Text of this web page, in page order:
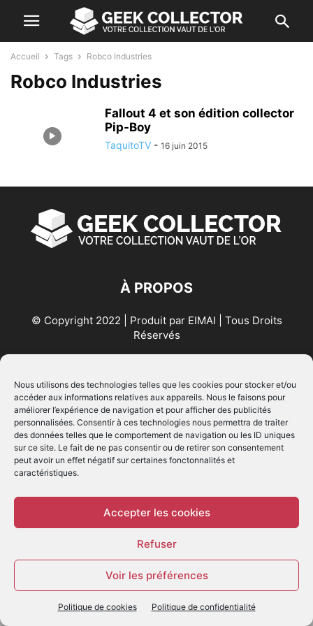
Nous utilisons des technologies telles que les cookies pour stocker et/ou
accéder aux informations relatives aux appareils. Nous le faisons pour
améliorer l’expérience de navigation et pour afficher des publicités
personnalisées. Consentir à ces technologies nous permettra de traiter
des données telles que le comportement de navigation ou les ID uniques
sur ce site. Le fait de ne pas consentir ou de retirer son consentement
peut avoir un effet négatif sur certaines fonctonnalités et
caractéristiques.
Accepter les cookies
Refuser
Voir les préférences
Politique de cookies Politique de confidentialité
Accueil Tags Robco Industries
Robco Industries
Fallout 4 et son édition collector
Pip-Boy
TaquitoTV - 16 juin 2015
À PROPOS
© Copyright 2022 | Produit par EIMAI | Tous Droits
Réservés
SUIVEZ NOUS